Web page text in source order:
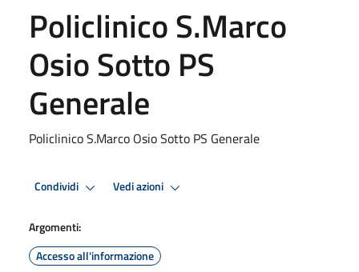
Policlinico S.Marco
Osio Sotto PS
Generale
Policlinico S.Marco Osio Sotto PS Generale
Condividi Vedi azioni
Argomenti:
Accesso all'informazione